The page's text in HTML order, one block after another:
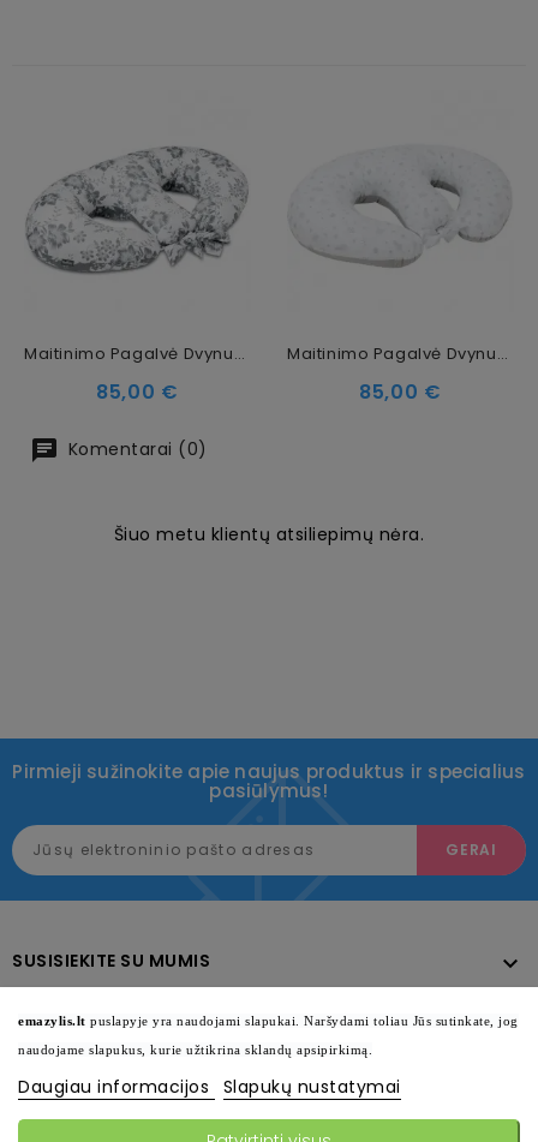
Maitinimo Pagalvė Dvynukams Magnolia
Kaina
85,00 €
Maitinimo Pagalvė Dvynukams Copse
Kaina
85,00 €
Komentarai (0)
Šiuo metu klientų atsiliepimų nėra.
Pirmieji sužinokite apie naujus produktus ir specialius
pasiūlymus!
SUSISIEKITE SU MUMIS 

INFORMACIJA
SEKITE MUS
emazylis.lt puslapyje yra naudojami slapukai. Naršydami toliau Jūs sutinkate, jog
naudojame slapukus, kurie užtikrina sklandų apsipirkimą.
Daugiau informacijos Slapukų nustatymai